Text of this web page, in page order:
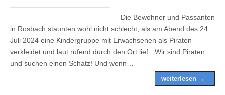
Die Bewohner und Passanten
in Rosbach staunten wohl nicht schlecht, als am Abend des 24.
Juli 2024 eine Kindergruppe mit Erwachsenen als Piraten
verkleidet und laut rufend durch den Ort lief: „Wir sind Piraten
und suchen einen Schatz! Und wenn…
weiterlesen →